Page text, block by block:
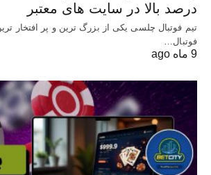
درصد بالا در سایت های معتبر
تیم فوتبال چلسی یکی از بزرگ ترین و پر افتخار
فوتبال…
9 ماه ago